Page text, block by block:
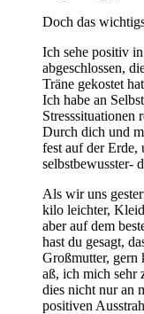
Doch das
Ich sehe positiv
abgeschlossen,
Träne gekostet
Ich habe an
Stresssituationen
Durch dich und
fest auf der Erde,
selbstbewusster-
Als wir uns
kilo leichter,
aber auf dem
hast du gesagt,
Großmutter, gern
aß, ich mich sehr
dies nicht nur an
positiven